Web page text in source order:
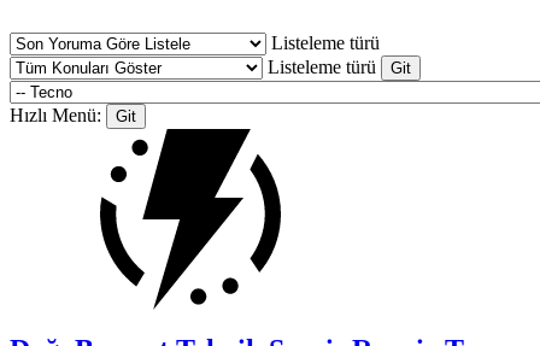
Listeleme türü
Listeleme türü
Hızlı Menü: